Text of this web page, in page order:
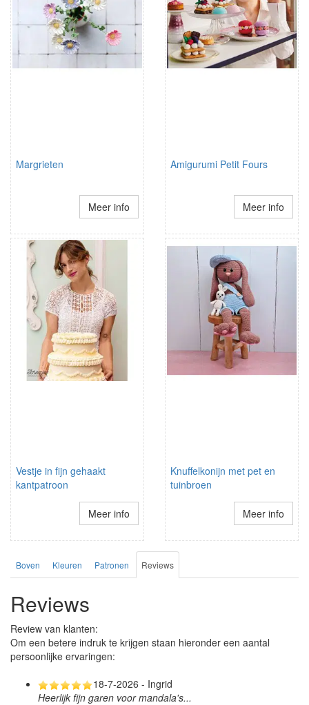
Margrieten
Meer info
Amigurumi Petit Fours
Meer info
Vestje in fijn gehaakt
kantpatroon
Meer info
Knuffelkonijn met pet en
tuinbroen
Meer info
Boven Kleuren Patronen Reviews
Reviews
Review van klanten:
Om een betere indruk te krijgen staan hieronder een aantal
persoonlijke ervaringen:
18-7-2026 - Ingrid
Heerlijk fijn garen voor mandala's...